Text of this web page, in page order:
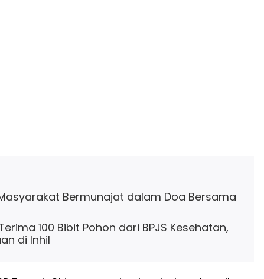
Bermunajat dalam Doa Bersama
100 Bibit Pohon dari BPJS Kesehatan,
di Inhil